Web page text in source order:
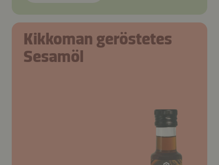
Kikkoman geröstetes
Sesamöl